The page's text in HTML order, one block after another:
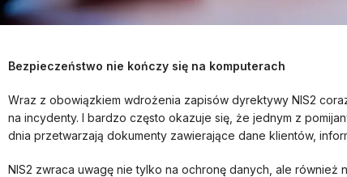
Bezpieczeństwo nie kończy się na komputerach
Wraz z obowiązkiem wdrożenia zapisów dyrektywy NIS2
na incydenty. I bardzo często okazuje się, że jednym z
dnia przetwarzają dokumenty zawierające dane klientów,
NIS2 zwraca uwagę nie tylko na ochronę danych, ale również